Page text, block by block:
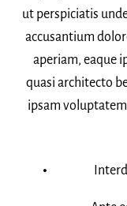
ut perspiciatis
accusantium
aperiam, eaque
quasi architecto
ipsam